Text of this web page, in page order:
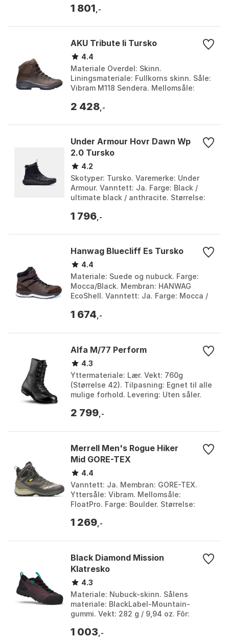
carrot, Bunge...
1 801 ,-
AKU Tribute Ii Tursko
4.4
Materiale Overdel: Skinn.
Liningsmateriale: Fullkorns skinn. Såle:
Vibram M118 Sendera. Mellomsåle:
Størrelse: EU 37 1/2, ...
2 428 ,-
Under Armour Hovr Dawn Wp
2.0 Tursko
4.2
Skotyper: Tursko. Varemerke: Under
Armour. Vanntett: Ja. Farge: Black /
ultimate black / anthracite. Størrelse:
38, E...
1 796 ,-
Hanwag Bluecliff Es Tursko
4.4
Materiale: Suede og nubuck. Farge:
Mocca/Black. Membran: HANWAG
EcoShell. Vanntett: Ja. Farge: Mocca /
42, EU 42 1/2, EU...
1 674 ,-
Alfa M/77 Perform
4.3
Yttermateriale: Lær. Vekt: 760g
(Størrelse 42). Tilpasning: Egnet til alle
mulige forhold. Levering: Uten såler.
42, 43...
2 799 ,-
Merrell Men's Rogue Hiker
Mid GORE-TEX
4.4
Vanntett: Ja. Membran: GORE-TEX.
Yttersåle: Vibram. Mellomsåle:
FloatPro. Farge: Boulder. Størrelse:
1 269 ,-
Black Diamond Mission
Klatresko
4.3
Materiale: Nubuck-skinn. Sålens
materiale: BlackLabel-Mountain-
gummi. Vekt: 282 g / 9,94 oz. Fôr:
Black, Grena, Malted-grenad...
1 003 ,-